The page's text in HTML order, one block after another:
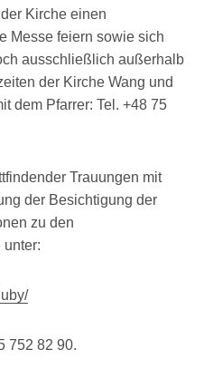
Kirche einen
Messe feiern sowie sich
ausschließlich außerhalb
der Kirche Wang und
dem Pfarrer: Tel. +48 75
Trauungen mit
der Besichtigung der
zu den
unter:
752 82 90.